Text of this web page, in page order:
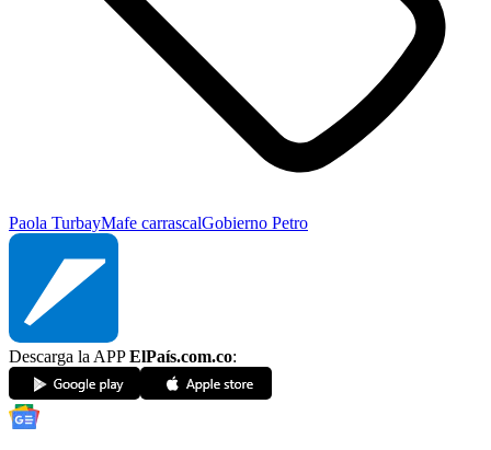
Paola TurbayMafe carrascalGobierno Petro
Descarga la APPElPaís.com.co: